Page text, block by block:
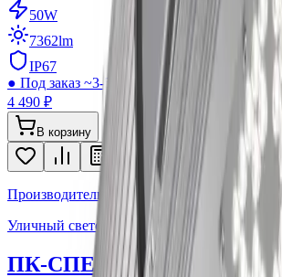
50W
7362lm
IP67
● Под заказ ~3-5 дней
4 490 ₽
В корзину
Производитель: ООО ПК Спектр
Уличный светодиодный светильник
ПК-СПЕКТР СПУТНИК 60